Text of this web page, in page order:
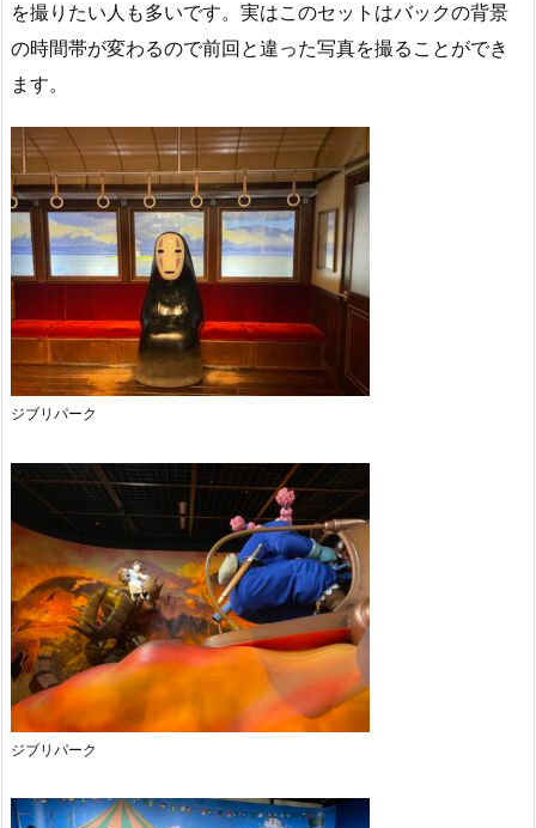
を撮りたい人も多いです。実はこのセットはバックの背景
の時間帯が変わるので前回と違った写真を撮ることができ
ます。
ジブリパーク
ジブリパーク